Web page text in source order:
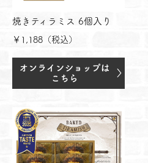
焼きティラミス 6個入り
￥1,188（税込）